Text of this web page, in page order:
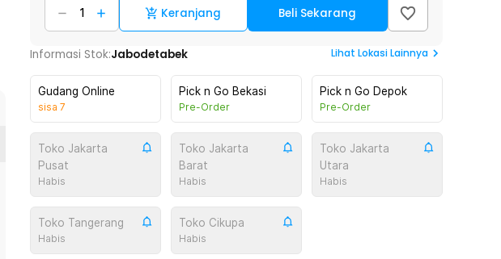
Keranjang Beli Sekarang
Informasi Stok:Jabodetabek Lihat Lokasi Lainnya
Gudang Online
sisa 7
Pick n Go Bekasi
Pre-Order
Pick n Go Depok
Pre-Order
Toko Jakarta
Pusat
Habis
Toko Jakarta
Barat
Habis
Toko Jakarta
Utara
Habis
Toko Tangerang
Habis
Toko Cikupa
Habis